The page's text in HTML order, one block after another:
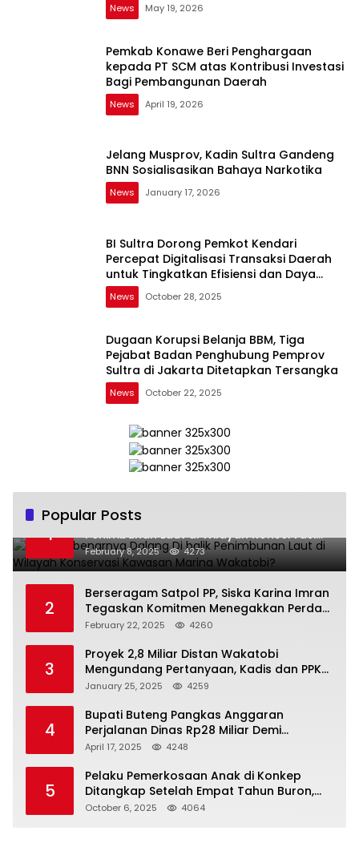
News May 19, 2026
Pemkab Konawe Beri Penghargaan
kepada PT SCM atas Kontribusi Investasi
Bagi Pembangunan Daerah
News April 19, 2026
Jelang Musprov, Kadin Sultra Gandeng
BNN Sosialisasikan Bahaya Narkotika
News January 17, 2026
BI Sultra Dorong Pemkot Kendari
Percepat Digitalisasi Transaksi Daerah
untuk Tingkatkan Efisiensi dan Daya
Saing
News October 28, 2025
Dugaan Korupsi Belanja BBM, Tiga
Pejabat Badan Penghubung Pemprov
Sultra di Jakarta Ditetapkan Tersangka
News October 22, 2025
Popular Posts
1
Siapa Sebenarnya Dalang Di balik
Penimbunan Laut di Wilayah Konservasi
Kawasan Marina Wakatobi?
February 8, 2025 4273
2
Berseragam Satpol PP, Siska Karina Imran
Tegaskan Komitmen Menegakkan Perda
di Kendari
February 22, 2025 4260
3
Proyek 2,8 Miliar Distan Wakatobi
Mengundang Pertanyaan, Kadis dan PPK
Bungkam
January 25, 2025 4259
4
Bupati Buteng Pangkas Anggaran
Perjalanan Dinas Rp28 Miliar Demi
Kesejahteraan Rakyat
April 17, 2025 4248
5
Pelaku Pemerkosaan Anak di Konkep
Ditangkap Setelah Empat Tahun Buron,
Polisi Masih Buru Satu Pelaku Lain
October 6, 2025 4064